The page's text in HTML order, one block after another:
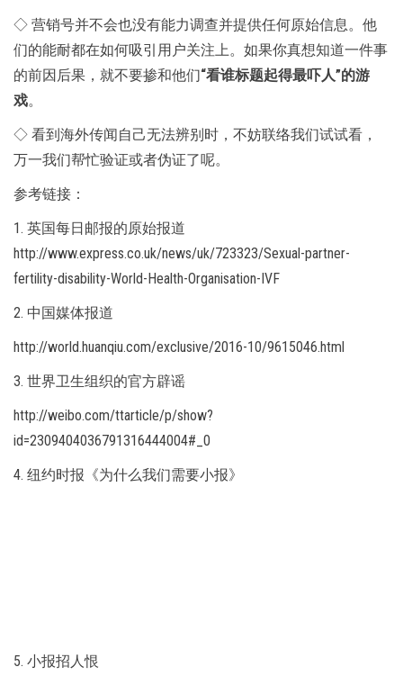
◇ 营销号并不会也没有能力调查并提供任何原始信息。他
们的能耐都在如何吸引用户关注上。如果你真想知道一件事
的前因后果，就不要掺和他们“看谁标题起得最吓人”的游
戏。
◇ 看到海外传闻自己无法辨别时，不妨联络我们试试看，
万一我们帮忙验证或者伪证了呢。
参考链接：
1. 英国每日邮报的原始报道
http://www.express.co.uk/news/uk/723323/Sexual-partner-
fertility-disability-World-Health-Organisation-IVF
2. 中国媒体报道
http://world.huanqiu.com/exclusive/2016-10/9615046.html
3. 世界卫生组织的官方辟谣
http://weibo.com/ttarticle/p/show?
id=2309404036791316444004#_0
4. 纽约时报《为什么我们需要小报》
5. 小报招人恨